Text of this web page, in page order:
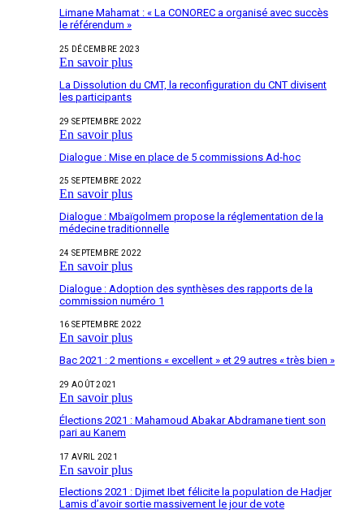
Limane Mahamat : « La CONOREC a organisé avec succès
le référendum »
25 DÉCEMBRE 2023
En savoir plus
La Dissolution du CMT, la reconfiguration du CNT divisent
les participants
29 SEPTEMBRE 2022
En savoir plus
Dialogue : Mise en place de 5 commissions Ad-hoc
25 SEPTEMBRE 2022
En savoir plus
Dialogue : Mbaïgolmem propose la réglementation de la
médecine traditionnelle
24 SEPTEMBRE 2022
En savoir plus
Dialogue : Adoption des synthèses des rapports de la
commission numéro 1
16 SEPTEMBRE 2022
En savoir plus
Bac 2021 : 2 mentions « excellent » et 29 autres « très bien »
29 AOÛT 2021
En savoir plus
Élections 2021 : Mahamoud Abakar Abdramane tient son
pari au Kanem
17 AVRIL 2021
En savoir plus
Elections 2021 : Djimet Ibet félicite la population de Hadjer
Lamis d’avoir sortie massivement le jour de vote